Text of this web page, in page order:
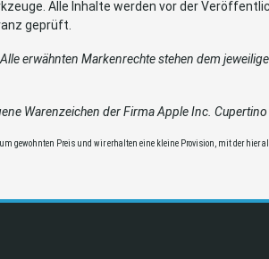
Alle Inhalte werden vor der
geprüft.
erwähnten Markenrechte stehen dem
Warenzeichen der Firma Apple Inc. Cupertino
gewohnten Preis und wir erhalten eine kleine Provision, mit der hier